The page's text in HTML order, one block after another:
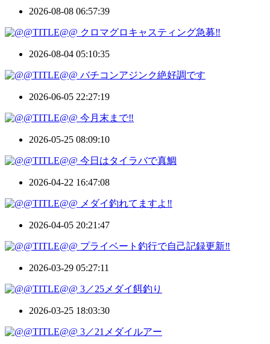
2026-08-08 06:57:39
クロマグロキャスティング急募‼️
2026-08-04 05:10:35
バチコンアジンク絶好調です
2026-06-05 22:27:19
今月末まで‼️
2026-05-25 08:09:10
今日はタイラバで真鯛
2026-04-22 16:47:08
メダイ釣れてますよ‼️
2026-04-05 20:21:47
プライベート釣行で自己記録更新‼️
2026-03-29 05:27:11
3／25メダイ餌釣り
2026-03-25 18:03:30
3／21メダイルアー